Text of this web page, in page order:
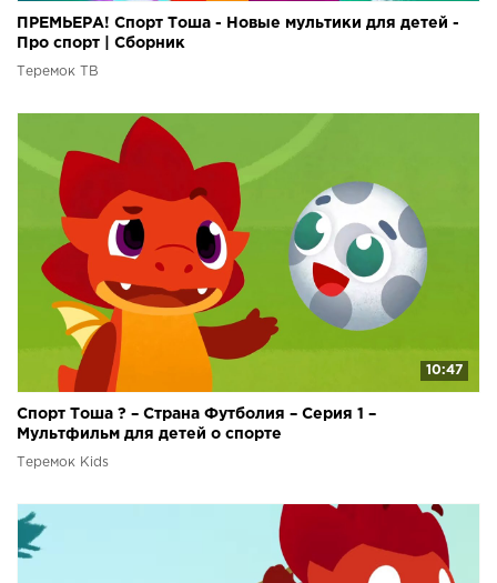
ПРЕМЬЕРА! Спорт Тоша - Новые мультики для детей -
Про спорт | Сборник
Теремок ТВ
10:47
Спорт Тоша ? – Страна Футболия – Серия 1 –
Мультфильм для детей о спорте
Теремок Kids